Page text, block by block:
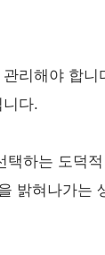
리해야 합
다.
하는 도덕
밝혀나가는